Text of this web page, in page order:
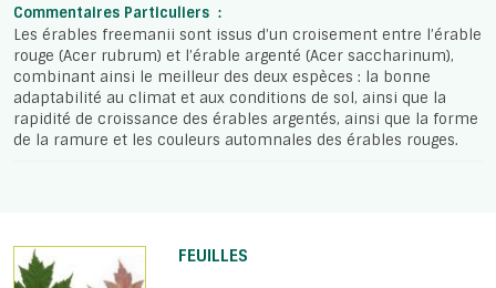
Commentaires Particuliers :
Les érables freemanii sont issus d’un croisement entre l’érable
rouge (Acer rubrum) et l’érable argenté (Acer saccharinum),
combinant ainsi le meilleur des deux espèces : la bonne
adaptabilité au climat et aux conditions de sol, ainsi que la
rapidité de croissance des érables argentés, ainsi que la forme
de la ramure et les couleurs automnales des érables rouges.
FEUILLES